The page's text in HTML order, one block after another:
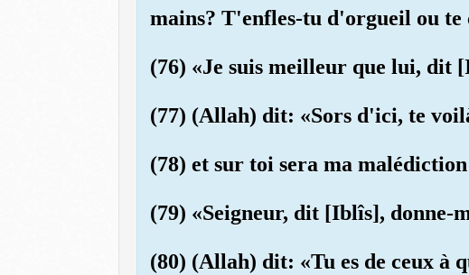
mains? T'enfles-tu d'orgueil ou te
(76) «Je suis meilleur que lui, dit
(77) (Allah) dit: «Sors d'ici, te
(78) et sur toi sera ma
(79) «Seigneur, dit [Iblîs], donne-
(80) (Allah) dit: «Tu es de ceux à